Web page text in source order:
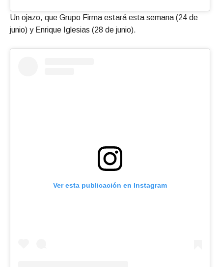
Un ojazo, que Grupo Firma estará esta semana (24 de
junio) y Enrique Iglesias (28 de junio).
Ver esta publicación en Instagram